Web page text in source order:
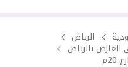
الرياض
بالرياض